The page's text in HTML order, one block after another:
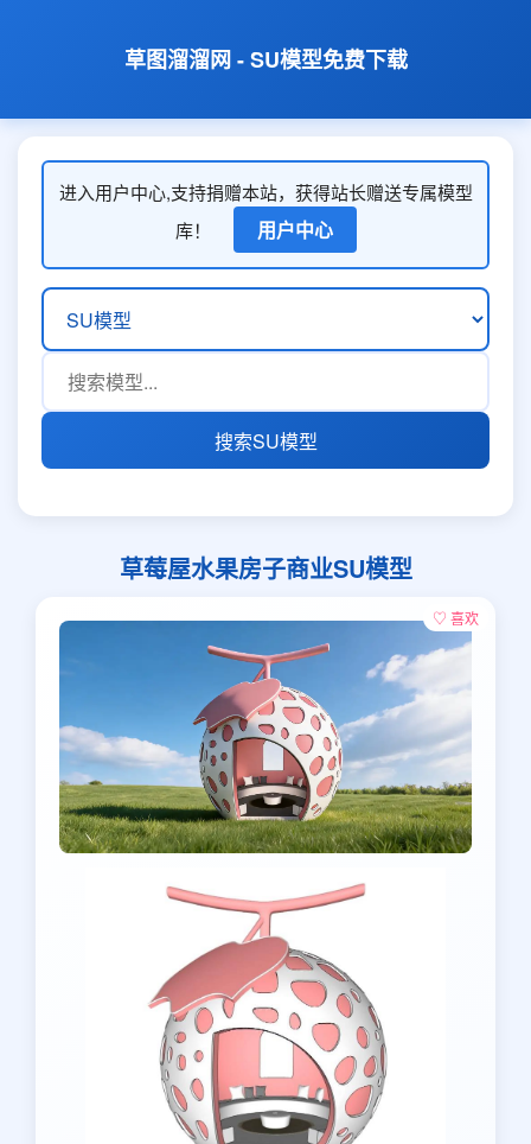
草图溜溜网 - SU模型免费下载
进入用户中心,支持捐赠本站，获得站长赠送专属模型
库！
用户中心
搜索SU模型
草莓屋水果房子商业SU模型
♡ 喜欢